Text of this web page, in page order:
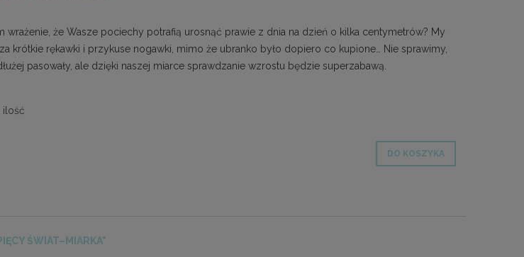
wrażenie, że Wasze pociechy potrafią urosnąć prawie z dnia na dzień o kilka centymetrów? My
krótkie rękawki i przykuse nogawki, mimo że ubranko było dopiero co kupione… Nie sprawimy,
pasowały, ale dzięki naszej miarce sprawdzanie wzrostu będzie superzabawą.
ilość
DO KOSZYKA
ŚWIAT–MIARKA"